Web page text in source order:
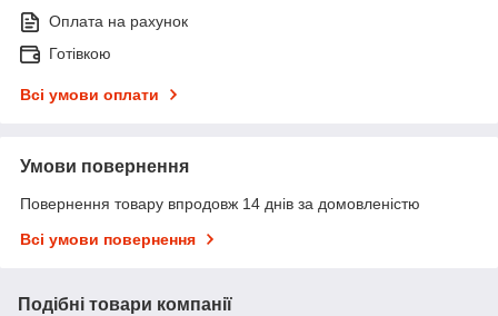
Оплата на рахунок
Готівкою
Всі умови оплати
Умови повернення
Повернення товару впродовж 14 днів за домовленістю
Всі умови повернення
Подібні товари компанії